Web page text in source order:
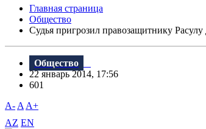
Главная страница
Общество
Судья пригрозил правозащитнику
Общество
22 январь 2014, 17:56
601
A- A A+
AZ EN